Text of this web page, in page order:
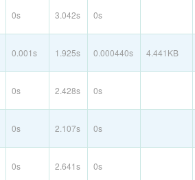
0s 3.042s 0s
0.001s 1.925s 0.000440s 4.441KB
0s 2.428s 0s
0s 2.107s 0s
0s 2.641s 0s